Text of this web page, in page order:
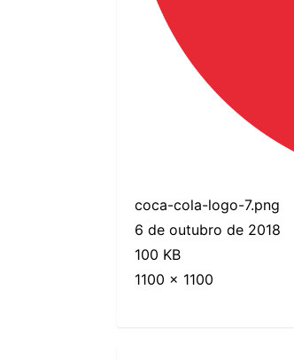
coca-cola-logo-7.png
6 de outubro de 2018
100 KB
1100 × 1100